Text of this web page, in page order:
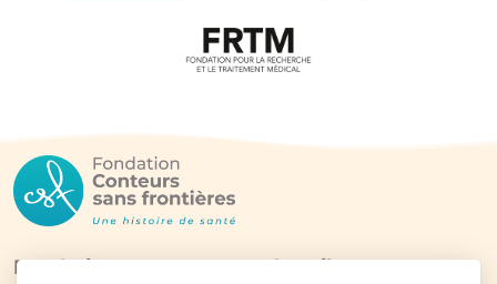
Fondation Conteurs sans frontières